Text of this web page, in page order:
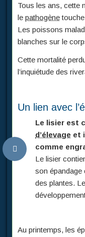
Tous les ans, cette
le pathogène
Les poissons
blanches sur le
Cette mortalité
l’inquiétude des
Un lien avec
Le lisier est
d’élevage et
comme
Le lisier
son
des plantes.
Au printemps, les